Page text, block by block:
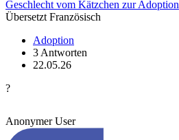
Geschlecht vom Kätzchen zur Adoption
Übersetzt Französisch
Adoption
3 Antworten
22.05.26
?
Anonymer User